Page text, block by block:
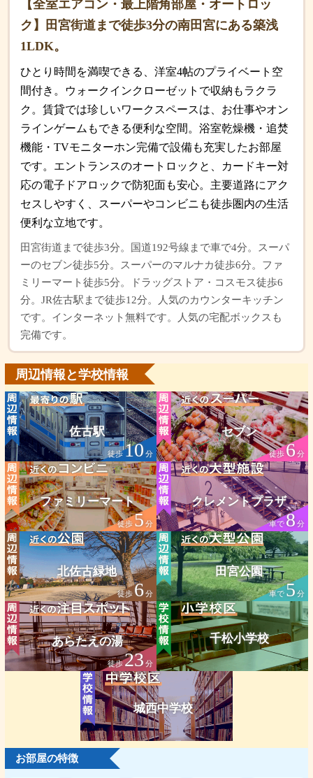
【全室エアコン・最上階角部屋・オートロッ
ク】田宮街道まで徒歩3分の南田宮にある築浅
1LDK。
ひとり時間を満喫できる、洋室4帖のプライベート空
間付き。ウォークインクローゼットで収納もラクラ
ク。賃貸では珍しいワークスペースは、お仕事やオン
ラインゲームもできる便利な空間。浴室乾燥機・追焚
機能・TVモニターホン完備で設備も充実したお部屋
です。エントランスのオートロックと、カードキー対
応の電子ドアロックで防犯面も安心。主要道路にアク
セスしやすく、スーパーやコンビニも徒歩圏内の生活
便利な立地です。
田宮街道まで徒歩3分。国道192号線まで車で4分。スーパ
ーのセブン徒歩5分。スーパーのマルナカ徒歩6分。ファ
ミリーマート徒歩5分。ドラッグストア・コスモス徒歩6
分。JR佐古駅まで徒歩12分。人気のカウンターキッチン
です。インターネット無料です。人気の宅配ボックスも
完備です。
周辺情報と学校情報
佐古駅
徒歩10分
セブン
徒歩6分
ファミリーマート
徒歩5分
クレメントプラザ
車で8分
北佐古緑地
徒歩6分
田宮公園
車で5 分
あらたえの湯
徒歩23 分
千松小学校
城西中学校
お部屋の特徴